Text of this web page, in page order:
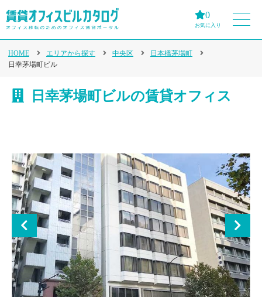
0
お気に入り
HOME エリアから探す 中央区
日本橋茅場町
日幸茅場町ビル
日幸茅場町ビルの賃貸オフィス